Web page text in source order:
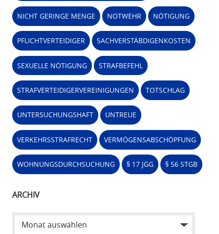
NICHT GERINGE MENGE NOTWEHR NÖTIGUNG
PFLICHTVERTEIDIGER SACHVERSTÄBDIGENKOSTEN
SEXUELLE NÖTIGUNG STRAFBEFEHL
STRAFVERTEIDIGERVEREINIGUNGEN TOTSCHLAG
UNTERSUCHUNGSHAFT UNTREUE
VERKEHRSSTRAFRECHT VERMÖGENSABSCHÖPFUNG
WOHNUNGSDURCHSUCHUNG § 17 JGG § 56 STGB
ARCHIV